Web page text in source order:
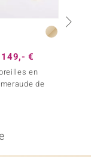
149,- €
en
de